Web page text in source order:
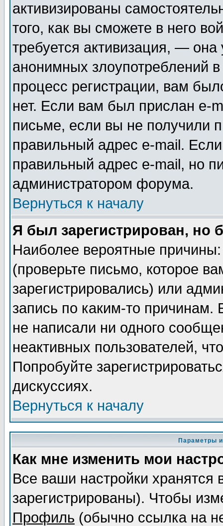
активизированы
того, как вы сможете в него
требуется активизация, —
анонимных злоупотреблений
процесс регистрации, вам
нет. Если вам был прислан e-
письме, если вы не получили
правильный адрес e-mail.
правильный адрес e-mail, но
администратором форума.
Вернуться к началу
Я был зарегистрирован, но
Наиболее вероятные
(проверьте письмо, которое
зарегистрировались) или
запись по каким-то
не написали ни одного
неактивных пользователей,
Попробуйте
дискуссиях.
Вернуться к началу
Параметры
Как мне изменить мои
Все ваши настройки
зарегистрированы). Чтобы
Профиль (обычно ссылка на